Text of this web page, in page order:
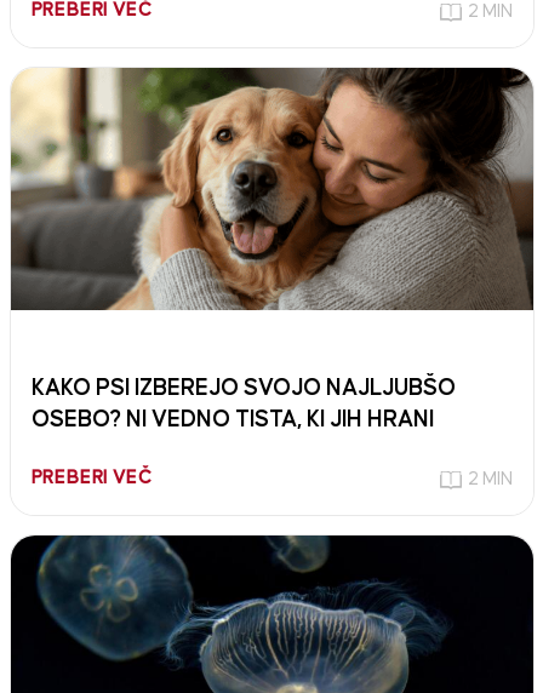
PREBERI VEČ 2 MIN
KAKO PSI IZBEREJO SVOJO NAJLJUBŠO
OSEBO? NI VEDNO TISTA, KI JIH HRANI
PREBERI VEČ 2 MIN